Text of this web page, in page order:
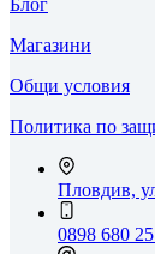
Блог
Магазини
Общи условия
Политика по
Пловдив,
0898 680